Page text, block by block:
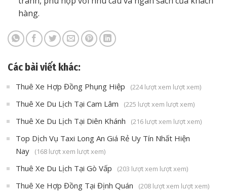
hàng.
Các bài viết khác:
Thuê Xe Hợp Đồng Phụng Hiệp (224 lượt xem lượt xem)
Thuê Xe Du Lịch Tại Cam Lâm (225 lượt xem lượt xem)
Thuê Xe Du Lịch Tại Diên Khánh (216 lượt xem lượt xem)
Top Dịch Vụ Taxi Long An Giá Rẻ Uy Tín Nhất Hiện
Nay
(168 lượt xem lượt xem)
Thuê Xe Du Lịch Tại Gò Vấp (203 lượt xem lượt xem)
Thuê Xe Hợp Đồng Tại Định Quán (208 lượt xem lượt xem)